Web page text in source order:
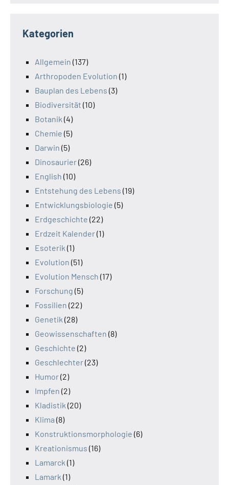
Kategorien
Allgemein (137)
Arthropoden Evolution (1)
Bauplan des Lebens (3)
Biodiversität (10)
Botanik (4)
Chemie (5)
Darwin (5)
Dinosaurier(26)
English (10)
Entstehung des Lebens (19)
Entwicklungsbiologie (5)
Erdgeschichte (22)
Erdzeit Kalender(1)
Esoterik (1)
Evolution (51)
Evolution Mensch (17)
Forschung (5)
Fossilien (22)
Genetik (28)
Geowissenschaften (8)
Geschichte (2)
Geschlechter(23)
Humor(2)
Impfen (2)
Kladistik (20)
Klima (8)
Konstruktionsmorphologie (6)
Kreationismus (16)
Lamarck (1)
Lamark (1)